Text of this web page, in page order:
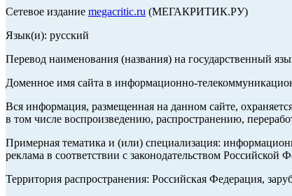
Сетевое издание megacritic.ru (МЕГАКРИТИК.РУ)
Язык(и): русский
Перевод наименования (названия) на государственный
Доменное имя сайта в информационно-
Вся информация, размещенная на данном сайте,
в том числе воспроизведению, распространению,
Примерная тематика и (или) специализация:
реклама в соответствии с законодательством Российской
Территория распространения: Российская Федерация,